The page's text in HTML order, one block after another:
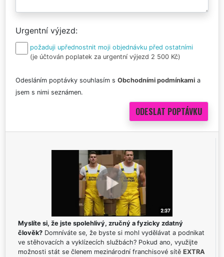
Urgentní výjezd
požaduji upřednostnit moji objednávku před ostatními
(je účtován poplatek za urgentní výjezd 2 500 Kč)
Odesláním poptávky souhlasím s Obchodními podmínkami a
jsem s nimi seznámen.
Myslíte si, že jste spolehlivý, zručný a fyzicky zdatný
člověk? Domníváte se, že byste si mohl vydělávat a podnikat
ve stěhovacích a vyklízecích službách? Pokud ano, využijte
možnosti stát se členem mezinárodní franchisové sítě EXTRA